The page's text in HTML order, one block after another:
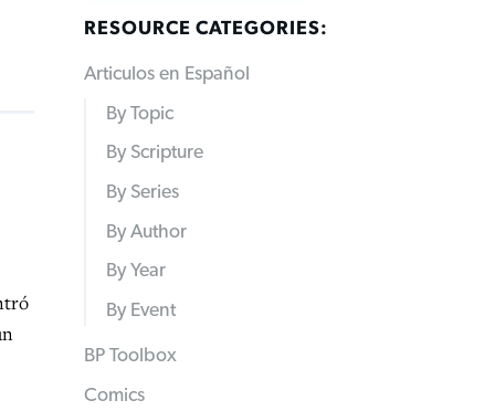
RESOURCE CATEGORIES:
Articulos en Español
By Topic
By Scripture
By Series
By Author
By Year
By Event
BP Toolbox
Comics